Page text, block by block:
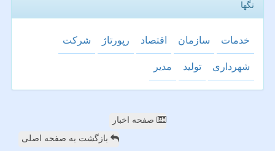
تگها
خدمات سازمان اقتصاد رپورتاژ شركت
شهرداری تولید مدیر
صفحه اخبار
بازگشت به صفحه اصلی